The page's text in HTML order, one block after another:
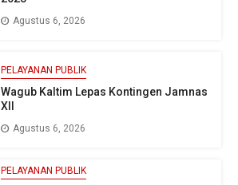
Agustus 6, 2026
PELAYANAN PUBLIK
Wagub Kaltim Lepas Kontingen Jamnas
XII
Agustus 6, 2026
PELAYANAN PUBLIK